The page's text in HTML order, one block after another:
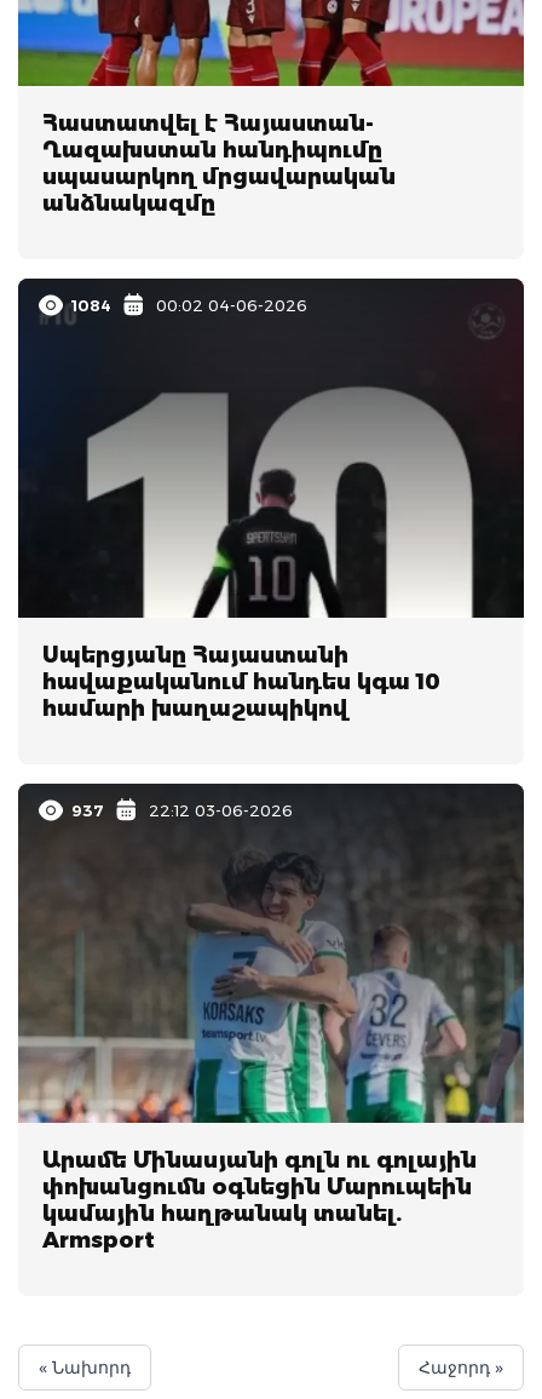
Հաստատվել է Հայաստան-
Ղազախստան հանդիպումը
սպասարկող մրցավարական
անձնակազմը
1084 00:02 04-06-2026
Սպերցյանը Հայաստանի
հավաքականում հանդես կգա 10
համարի խաղաշապիկով
937 22:12 03-06-2026
Արամե Մինասյանի գոլն ու գոլային
փոխանցումն օգնեցին Մարուպեին
կամային հաղթանակ տանել.
Armsport
« Նախորդ Հաջորդ »